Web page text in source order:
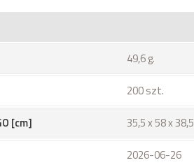
49,6 g.
200 szt.
[cm]
35,5 x 58 x
2026-06-26